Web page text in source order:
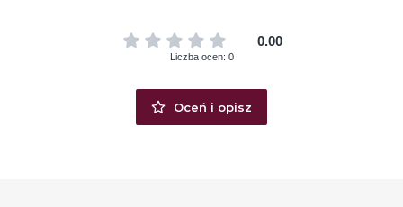
0.00
Liczba ocen: 0
Oceń i opisz